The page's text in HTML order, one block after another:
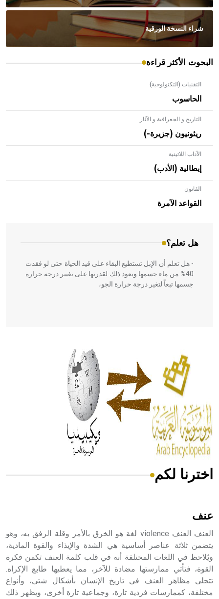
شراء النسخة الورقية
البحوث الأكثر قراءة
التقنيات (التكنولوجية)
الحاسوب
التاريخ و الجغرافية و الآثار
ريئونيون (جزيرة-)
الآداب اللاتينية
إيطالية (الأدب)
القانون
القواعد الآمرة
هل تعلم؟
- هل تعلم أن الأبلق نوع من الفنون الهندسية التي ارتبطت
بالعمارة الإسلامية في بلاد الشام ومصر خاصة، حيث يحرص
المعمار على بناء مداميكه وخاصة في الواجهات
- هل تعلم أن الإبل تستطيع البقاء على قيد الحياة حتى لو فقدت
40% من ماء جسمها ويعود ذلك لقدرتها على تغيير درجة حرارة
جسمها تبعاً لتغير درجة حرارة الجو،
الحكم، الأدلة، تنظيم التغذية، ورسالته في جروح الرأس. ويعود
له الفضل بأنه حرر الطب من الدين والفلسفة.
- هل تعلم أن المرجان إفراز حيواني يتكون في البحر ويتركب
من مادة كربونات الكلسيوم، وهو أحمر أو شديد الحمرة وهو
أجود أنواعه، ويمتاز بكبر الحجم ويسمى الش
هل تعلم أن الأبسيد كلمة فرنسية اللفظ تم اعتمادها مصطلحاً
- هل تعلم أن أبجر Abgar اسم معروف جيداً يعود إلى عدد من
الملوك الذين حكموا مدينة إديسا (الرها) من أبجر الأول وحتى
التاسع، وهم ينتسبون إلى أسرة أوسروين
اخترنا لكم
عنف
العنف العنف violence لغة هو الخرق بالأمر وقلة الرفق به، وهو
يتضمن ثلاثة عناصر أساسية هي الشدة والإيذاء والقوة المادية،
ويُلاحظ في اللغات المختلفة أنه في قلب كلمة العنف تكمن فكرة
القوة، فتأتي ممارستها مضادة للآخر، مما يعطيها طابع الإكراه.
تتجلى مظاهر العنف في تاريخ الإنسان بأشكال شتى، وأنواع
مختلفة، كممارسات فردية تارة، وجماعية تارة أخرى، ويظهر ذلك